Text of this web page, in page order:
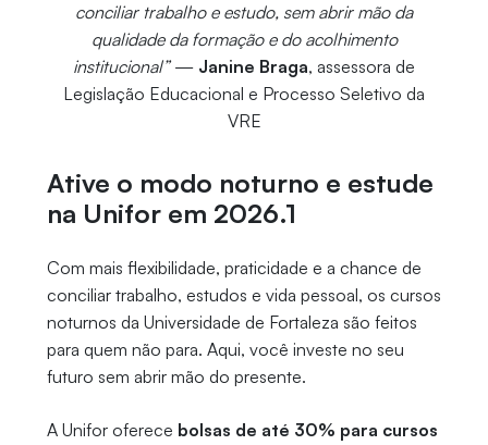
conciliar trabalho e estudo, sem abrir mão da
qualidade da formação e do acolhimento
institucional”— Janine Braga, assessora de
Legislação Educacional e Processo Seletivo da
VRE
Ative o modo noturno e estude
na Unifor em 2026.1
Com mais flexibilidade, praticidade e a chance de
conciliar trabalho, estudos e vida pessoal, os cursos
noturnos da Universidade de Fortaleza são feitos
para quem não para. Aqui, você investe no seu
futuro sem abrir mão do presente.
A Unifor oferece bolsas de até 30% para cursos